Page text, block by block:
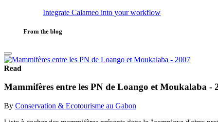
Integrate Calameo into your workflow
From the blog
Read
Mammifères entre les PN de Loango et Moukalaba -
By Conservation & Ecotourisme au Gabon